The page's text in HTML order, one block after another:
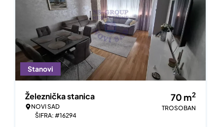
Stanovi
Železnička stanica
NOVI SAD
ŠIFRA: #16294
70 m2
TROSOBAN